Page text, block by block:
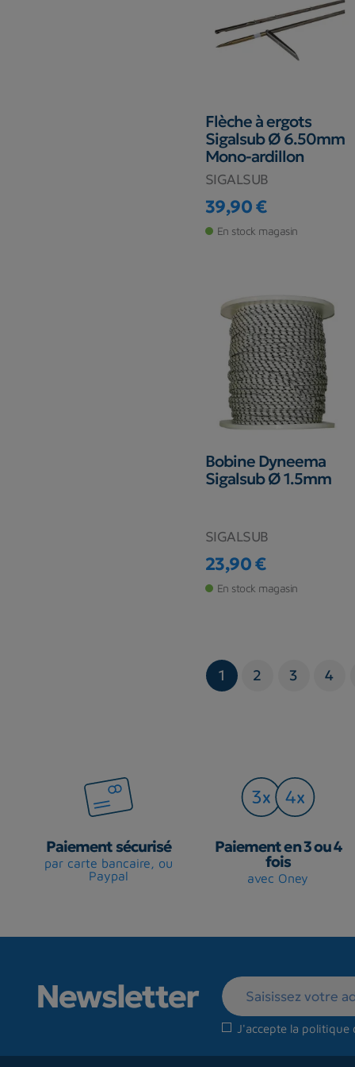
Flèche à ergots
Sigalsub Ø 6.50mm
Mono-ardillon
SIGALSUB
Prix
39,90 €
En stock magasin
Bobine Dyneema
Sigalsub Ø 1.5mm
SIGALSUB
Prix
23,90 €
En stock magasin
1 2 3 4
Paiement sécurisé
par carte bancaire, ou
Paypal
Paiement en 3 ou 4
fois
avec Oney
Newsletter
J'accepte la politique